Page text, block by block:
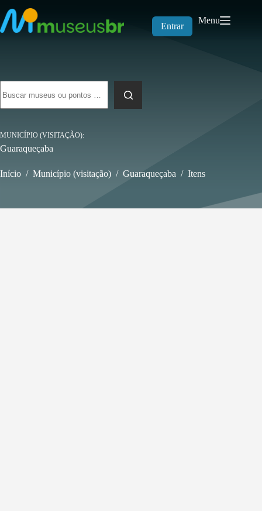
para
o
conteúdo
Entrar
Menu
resultados
MUNICÍPIO (VISITAÇÃO)
Guaraqueçaba
Início / Município (visitação) / Guaraqueçaba / Itens